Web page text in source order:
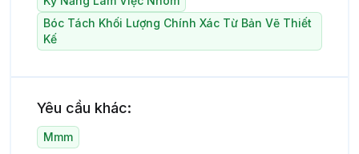
Bóc Tách Khối Lượng Chính Xác Từ Bản Vẽ Thiết
Kế
Yêu cầu khác:
Mmm